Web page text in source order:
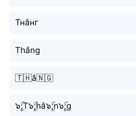
Тнắнг
Thắng
🇹🇭ắ🇳🇬
๖ۣۜ;T๖ۣۜ;hắ๖ۣۜ;n๖ۣۜ;g